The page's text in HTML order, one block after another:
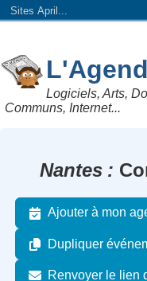
Sites April...
Logiciels, Arts,
Communs, Internet...
Nantes
Ajouter à mon
Dupliquer
Renvoyer le lien